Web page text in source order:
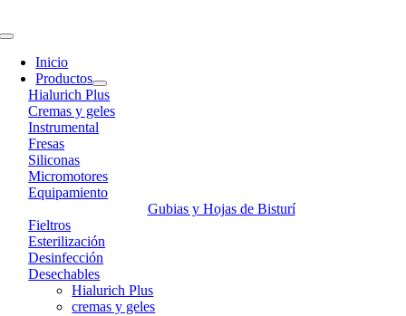
to
Toggle
Navigation
Inicio
Productos
Hialurich Plus
Cremas y geles
Instrumental
Fresas
Siliconas
Micromotores
Equipamiento
Gubias y Hojas de Bisturí
Fieltros
Esterilización
Desinfección
Desechables
Hialurich Plus
cremas y geles